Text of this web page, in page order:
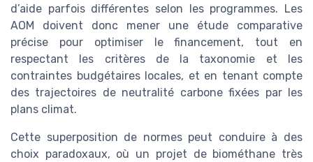
d’aide parfois différentes selon les programmes. Les
AOM doivent donc mener une étude comparative
précise pour optimiser le financement, tout en
respectant les critères de la taxonomie et les
contraintes budgétaires locales, et en tenant compte
des trajectoires de neutralité carbone fixées par les
plans climat.
Cette superposition de normes peut conduire à des
choix paradoxaux, où un projet de biométhane très